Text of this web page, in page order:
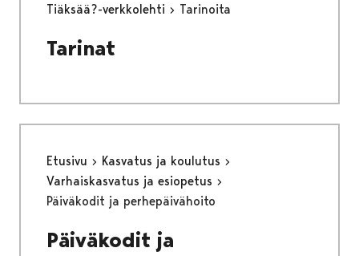
Tiäksää?-verkkolehti
Tarinoita
Tarinat
Etusivu
Kasvatus ja koulutus
Varhaiskasvatus ja esiopetus
Päiväkodit ja perhepäivähoito
Päiväkodit ja